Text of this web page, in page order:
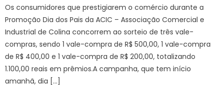
Os consumidores que prestigiarem o comércio durante a
Promoção Dia dos Pais da ACIC – Associação Comercial e
Industrial de Colina concorrem ao sorteio de três vale-
compras, sendo 1 vale-compra de R$ 500,00, 1 vale-compra
de R$ 400,00 e 1 vale-compra de R$ 200,00, totalizando
1.100,00 reais em prêmios.A campanha, que tem início
amanhã, dia […]